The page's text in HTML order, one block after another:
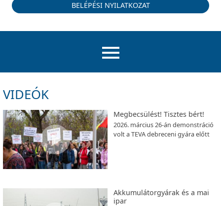
BELÉPÉSI NYILATKOZAT
VIDEÓK
Megbecsülést! Tisztes bért!
2026. március 26-án demonstráció
volt a TEVA debreceni gyára előtt
Akkumulátorgyárak és a mai
ipar